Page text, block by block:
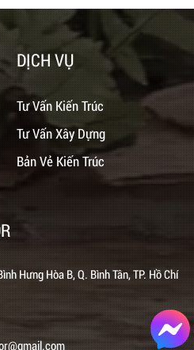
DỊCH VỤ
Tư Vấn Kiến Trúc
Tư Vấn Xây Dựng
Bản Vẻ Kiến Trúc
Hưng Hòa B, Q. Bình Tân, TP. Hồ Chí